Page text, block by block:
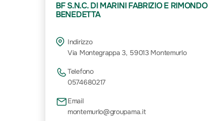
BF S.N.C. DI MARINI FABRIZIO E RIMONDO
BENEDETTA
Indirizzo
Via Montegrappa 3, 59013 Montemurlo
Telefono
0574680217
Email
montemurlo@groupama.it